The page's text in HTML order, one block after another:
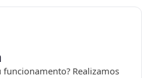
Realizamos